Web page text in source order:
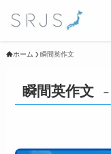
ホーム 瞬間英作文
瞬間英作文